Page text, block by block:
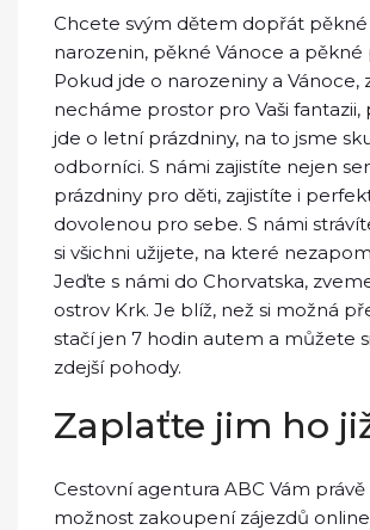
Chcete svým dětem dopřát pěkné
narozenin, pěkné Vánoce a pěkné
Pokud jde o narozeniny a Vánoce,
necháme prostor pro Vaši fantazii,
jde o letní prázdniny, na to jsme
odborníci. S námi zajistíte nejen
prázdniny pro děti, zajistíte i
dovolenou pro sebe. S námi
si všichni užijete, na které
Jeďte s námi do Chorvatska,
ostrov Krk. Je blíž, než si možná
stačí jen 7 hodin autem a můžete
zdejší pohody.
Zaplaťte jim ho
Cestovní agentura ABC Vám
možnost zakoupení zájezdů